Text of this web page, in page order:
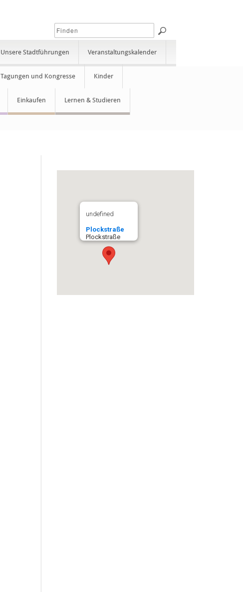
Unsere Stadtführungen Veranstaltungskalender
Tagungen und Kongresse Kinder
Einkaufen Lernen & Studieren
undefined
Plockstraße
Plockstraße